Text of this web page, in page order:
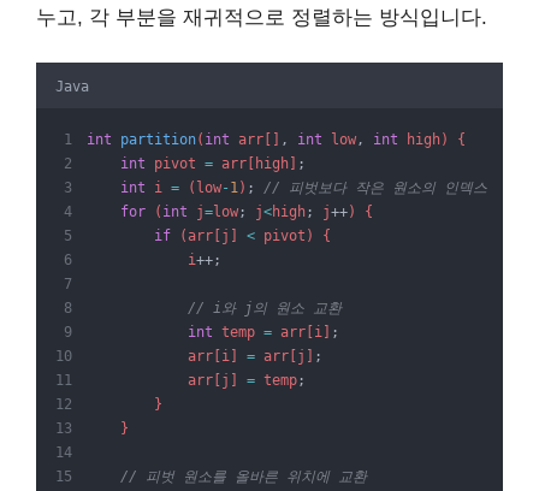
누고, 각 부분을 재귀적으로 정렬하는 방식입니다.
Java
int partition( int arr[] , int low, int high) {
int pivot = arr[high]
;
int i = (low- 1) ;
// 피벗보다 작은 원소의 인덱스
for ( int j=low; j<high; j++) {
if (arr[j] < pivot) {
            i
++;
// i와 j의 원소 교환
int temp = arr[i]
;
            arr[i]
= arr[j]
;
            arr[j]
= temp;
        }
    }
// 피벗 원소를 올바른 위치에 교환